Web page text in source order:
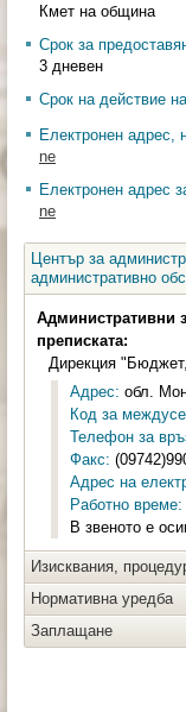
Кмет на община
Срок за
3 дневен
Срок на действие
Електронен адрес,
ne
Електронен адрес
ne
Център за
административно
Административни
преписката:
Дирекция
Адрес: обл.
Код за
Телефон за
Факс:
Адрес на
Работно време:
В звеното е
Изисквания,
Нормативна уредба
Заплащане